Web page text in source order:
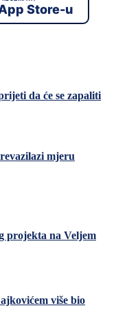
Store-u
da će se zapaliti
mjeru
projekta na Veljem
više bio